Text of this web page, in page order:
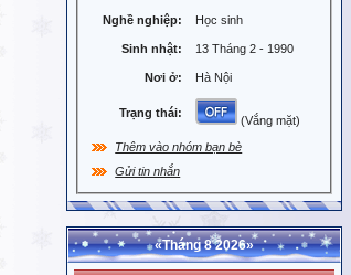
Nghề nghiệp: Học sinh
Sinh nhật: 13 Tháng 2 - 1990
Nơi ở: Hà Nội
Trạng thái:
(Vắng mặt)
Thêm vào nhóm bạn bè
Gửi tin nhắn
«Tháng 8 2026»